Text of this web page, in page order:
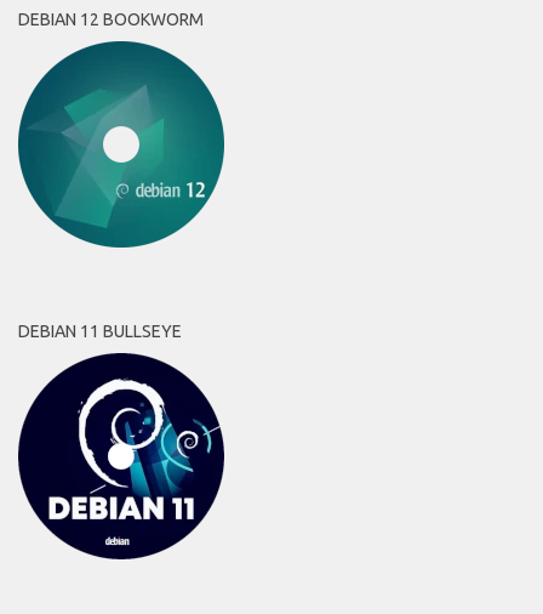
DEBIAN 12 BOOKWORM
DEBIAN 11 BULLSEYE